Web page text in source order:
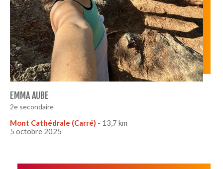
EMMA AUBE
2e secondaire
Mont Cathédrale (Carré) - 13,7 km
5 octobre 2025